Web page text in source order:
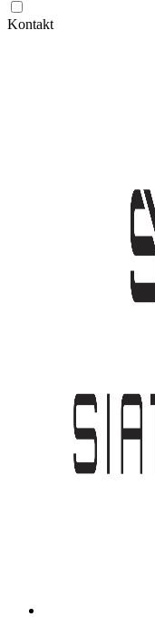
Kontakt